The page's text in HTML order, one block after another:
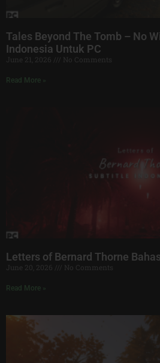
Tales Beyond The Tomb – No
Indonesia Untuk PC
June 21, 2026 No Comments
Read More »
Letters of Bernard Thorne
June 20, 2026 No Comments
Read More »